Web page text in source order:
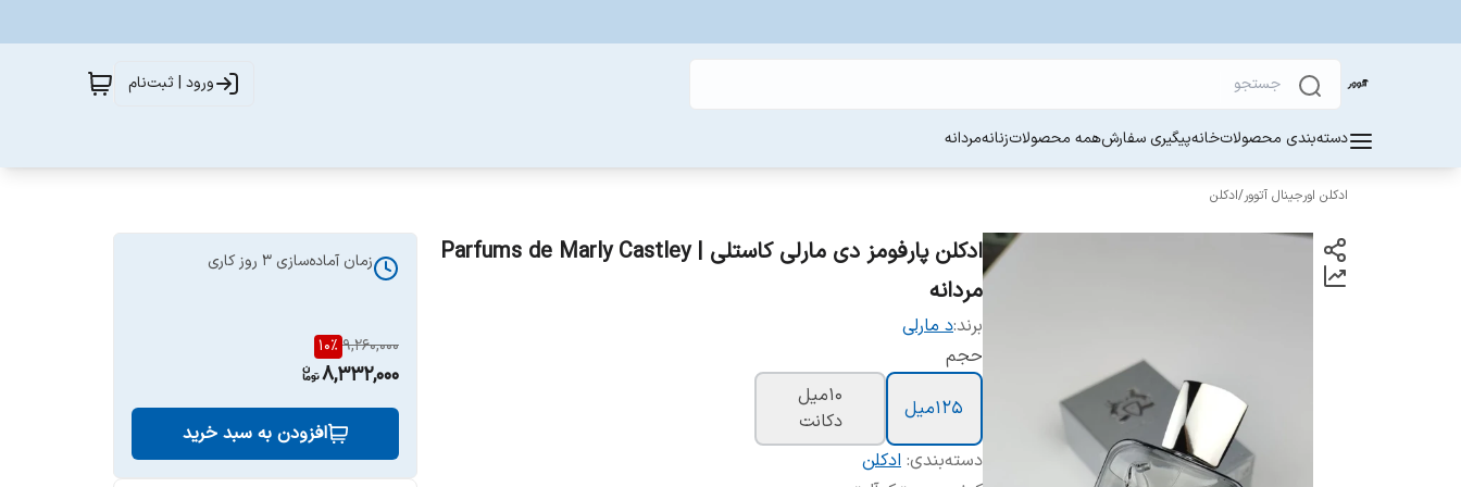
ورود | ثبت‌نام
دسته‌بندی محصولاتخانهپیگیری سفارشهمه محصولاتزنانهمردانه
ادکلن اورجینال آتوور/ادکلن
ادکلن پارفومز دی مارلی کاستلی | Parfums de Marly Castley
مردانه
برند:د مارلی
حجم
125میل
10میل
دکانت
دسته‌بندی: ادکلن
زمان آماده‌سازی 3 روز کاری
9,260,000
10%
8,332,000
افزودن به سبد خرید